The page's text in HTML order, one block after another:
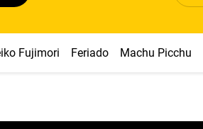
Fujimori Feriado Machu Picchu